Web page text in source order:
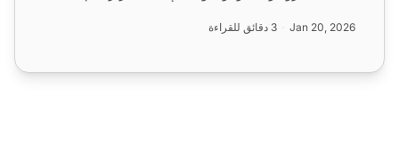
Jan 20, 2026 3 دقائق للقراءة